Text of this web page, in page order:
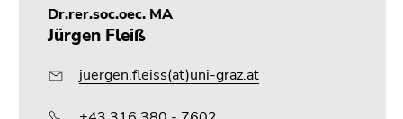
Dr.rer.soc.oec. MA
Jürgen Fleiß
juergen.fleiss(at)uni-graz.at